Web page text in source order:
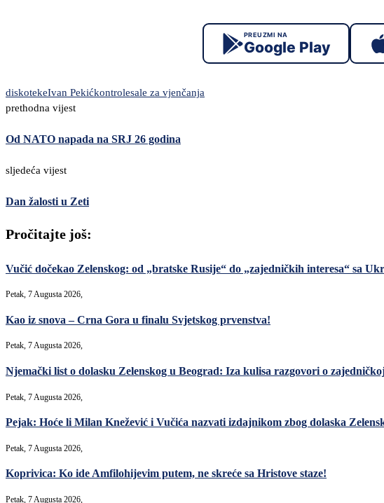
PREUZMI NA
Google Play
diskotekeIvan Pekićkontrolesale za vjenčanja
prethodna vijest
Od NATO napada na SRJ 26 godina
sljedeća vijest
Dan žalosti u Zeti
Pročitajte još:
Vučić dočekao Zelenskog: od „bratske Rusije“ do „zajedničkih interesa“ sa
Petak, 7 Augusta 2026,
Kao iz snova – Crna Gora u finalu Svjetskog prvenstva!
Petak, 7 Augusta 2026,
Njemački list o dolasku Zelenskog u Beograd: Iza kulisa razgovori o
Petak, 7 Augusta 2026,
Pejak: Hoće li Milan Knežević i Vučića nazvati izdajnikom zbog dolaska
Petak, 7 Augusta 2026,
Koprivica: Ko ide Amfilohijevim putem, ne skreće sa Hristove staze!
Petak, 7 Augusta 2026,